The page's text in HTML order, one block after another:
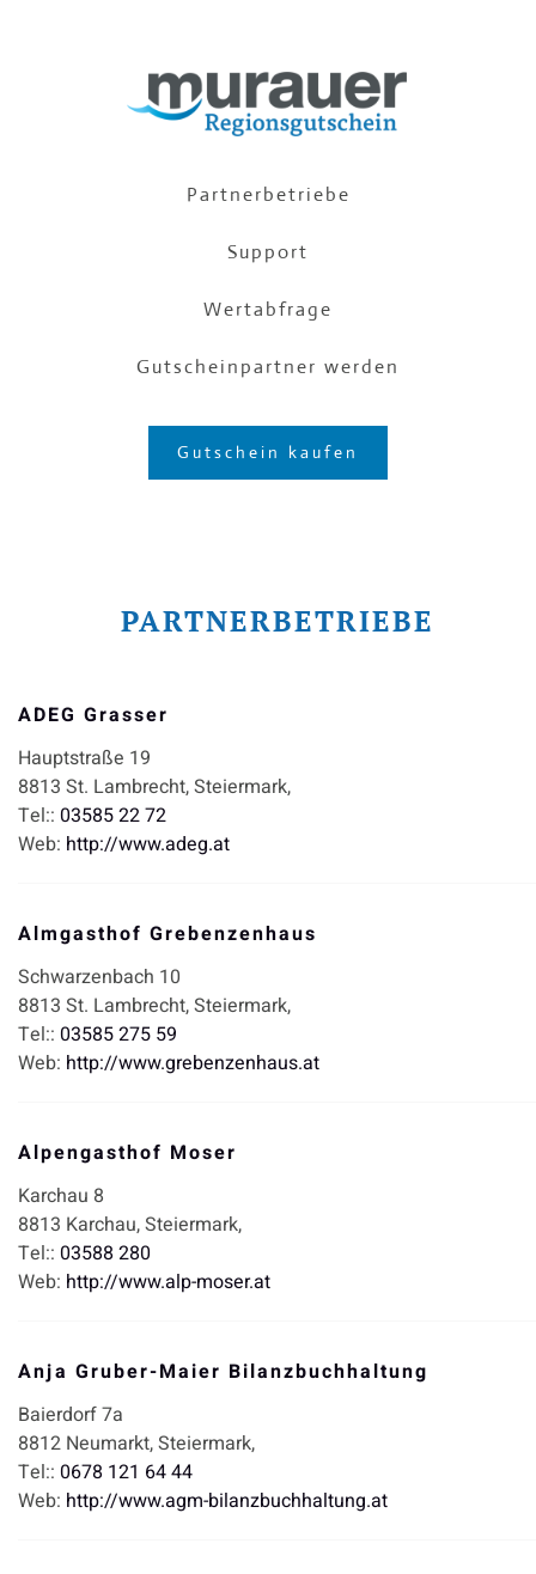
Partnerbetriebe
Support
Wertabfrage
Gutscheinpartner werden
Gutschein kaufen
PARTNERBETRIEBE
ADEG Grasser
Hauptstraße 19
8813 St. Lambrecht,Steiermark,
Tel:: 03585 22 72
Web: http://www.adeg.at
Almgasthof Grebenzenhaus
Schwarzenbach 10
8813 St. Lambrecht,Steiermark,
Tel:: 03585 275 59
Web: http://www.grebenzenhaus.at
Alpengasthof Moser
Karchau 8
8813 Karchau,Steiermark,
Tel:: 03588 280
Web: http://www.alp-moser.at
Anja Gruber-Maier Bilanzbuchhaltung
Baierdorf 7a
8812 Neumarkt,Steiermark,
Tel:: 0678 121 64 44
Web: http://www.agm-bilanzbuchhaltung.at